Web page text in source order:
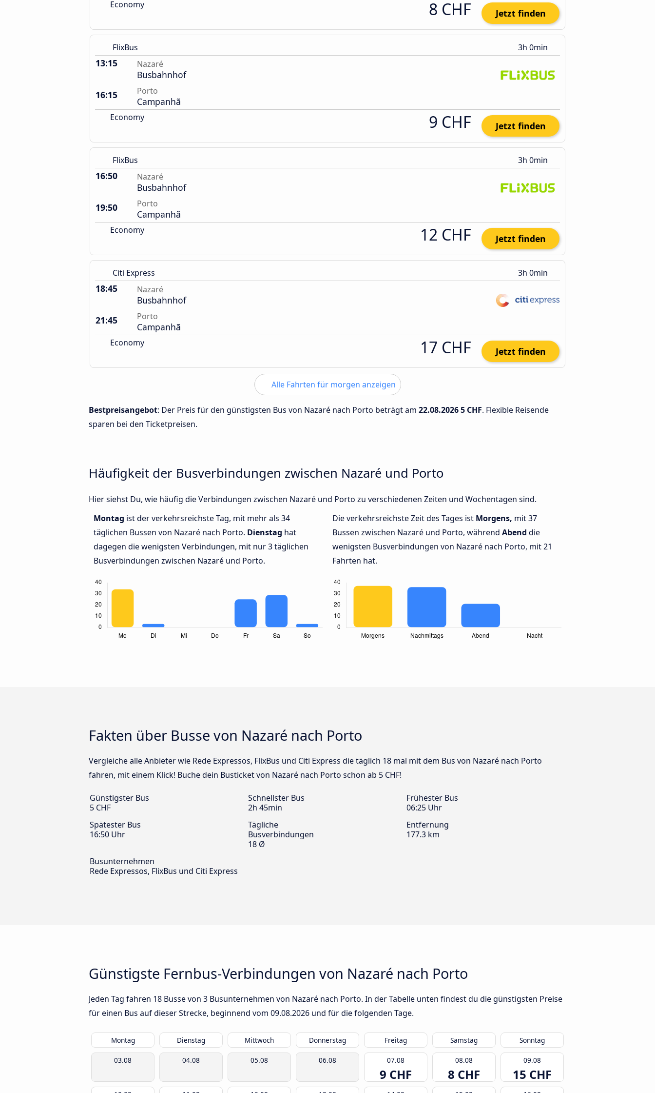
Economy 8 CHF Jetzt finden
FlixBus 3h 0min
13:15 Nazaré
Busbahnhof
16:15
Porto
Campanhã
Economy 9 CHF Jetzt finden
FlixBus 3h 0min
16:50 Nazaré
Busbahnhof
19:50
Porto
Campanhã
Economy 12 CHF Jetzt finden
Citi Express 3h 0min
18:45 Nazaré
Busbahnhof
21:45
Porto
Campanhã
Economy 17 CHF Jetzt finden
Alle Fahrten für morgen anzeigen
Bestpreisangebot: Der Preis für den günstigsten Bus von Nazaré nach Porto beträgt am 22.08.20265 CHF. Flexible Reisende
sparen bei den Ticketpreisen.
Häufigkeit der Busverbindungen zwischen Nazaré und Porto
Hier siehst Du, wie häufig die Verbindungen zwischen Nazaré und Porto zu verschiedenen Zeiten und Wochentagen sind.
Montag ist der verkehrsreichste Tag, mit mehr als 34
täglichen Bussen von Nazaré nach Porto. Dienstag hat
dagegen die wenigsten Verbindungen, mit nur 3 täglichen
Busverbindungen zwischen Nazaré und Porto.
Die verkehrsreichste Zeit des Tages ist Morgens, mit 37
Bussen zwischen Nazaré und Porto, während Abend die
wenigsten Busverbindungen von Nazaré nach Porto, mit 21
Fahrten hat.
Fakten über Busse von Nazaré nach Porto
Vergleiche alle Anbieter wie Rede Expressos, FlixBus und Citi Express die täglich 18 mal mit dem Bus von Nazaré nach Porto
fahren, mit einem Klick! Buche dein Busticket von Nazaré nach Porto schon ab 5 CHF!
Günstigster Bus
5 CHF
Schnellster Bus
2h 45min
Frühester Bus
06:25 Uhr
Spätester Bus
16:50 Uhr
Tägliche
Busverbindungen
18 Ø
Entfernung
177.3 km
Busunternehmen
Rede Expressos, FlixBus und Citi Express
Günstigste Fernbus-Verbindungen von Nazaré nach Porto
Jeden Tag fahren 18 Busse von 3 Busunternehmen von Nazaré nach Porto. In der Tabelle unten findest du die günstigsten Preise
für einen Bus auf dieser Strecke, beginnend vom 09.08.2026 und für die folgenden Tage.
Montag Dienstag Mittwoch Donnerstag Freitag Samstag Sonntag
03.08 04.08 05.08 06.08 07.08
9 CHF
08.08
8 CHF
09.08
15 CHF